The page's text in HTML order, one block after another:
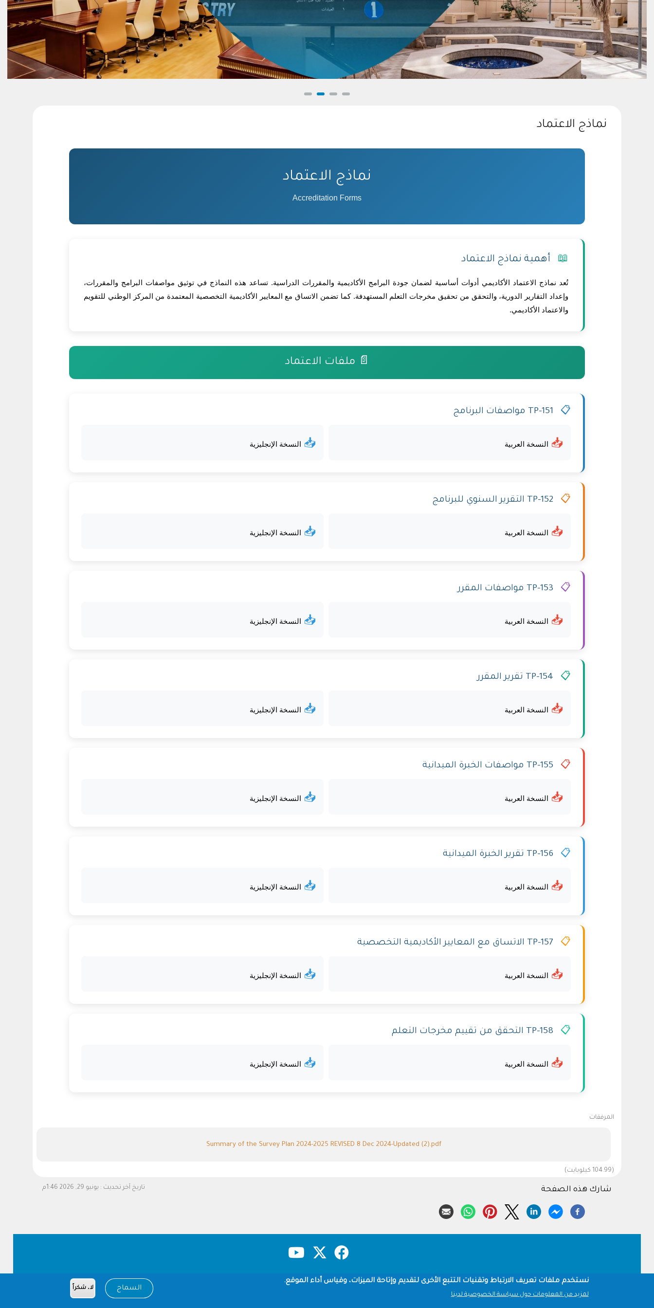
نماذج الاعتماد
نماذج الاعتماد
Accreditation Forms
📖 أهمية نماذج الاعتماد
تُعد نماذج الاعتماد الأكاديمي أدوات أساسية لضمان جودة البرامج الأكاديمية والمقررات الدراسية. تساعد هذه النماذج في توثيق مواصفات البرامج والمقررات،
وإعداد التقارير الدورية، والتحقق من تحقيق مخرجات التعلم المستهدفة. كما تضمن الاتساق مع المعايير الأكاديمية التخصصية المعتمدة من المركز الوطني للتقويم
والاعتماد الأكاديمي.
📄 ملفات الاعتماد
📋
📥 النسخة العربية 📥 النسخة الإنجليزية
📋
📥 النسخة العربية 📥 النسخة الإنجليزية
📋
📥 النسخة العربية 📥 النسخة الإنجليزية
📋
📥 النسخة العربية 📥 النسخة الإنجليزية
📋
📥 النسخة العربية 📥 النسخة الإنجليزية
📋
📥 النسخة العربية 📥 النسخة الإنجليزية
📋
📥 النسخة العربية 📥 النسخة الإنجليزية
📋
📥 النسخة العربية 📥 النسخة الإنجليزية
المرفقات
Summary of the Survey Plan 2024-2025 REVISED 8 Dec 2024-Updated (2).pdf
(104.99 كيلوبايت)
تاريخ آخر تحديث : يونيو 29, 2026 1:46م شارك هذه الصفحة
Footer حقوق النشر سياسة الخصوصية
شروط الاستخدامنستخدم ملفات تعريف الارتباط وتقنيات التتبع الأخرى لتقديم وإتاحة الميزات، وقياس أداء الموقع.
لمزيد من المعلومات حول سياسة الخصوصية لدينا
السماح لا، شكراً